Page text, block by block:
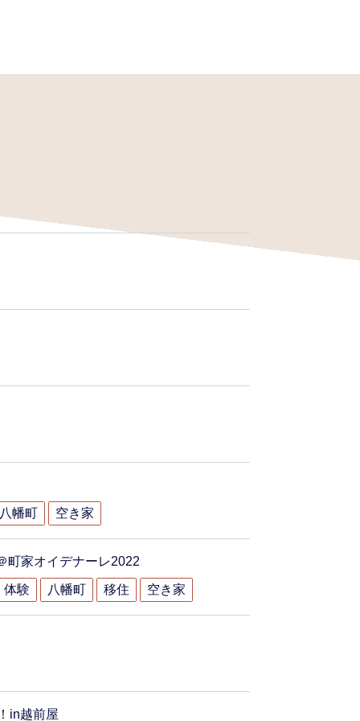
幡町 空き家
町家オイデナーレ2022
体験 八幡町 移住 空き家
in越前屋